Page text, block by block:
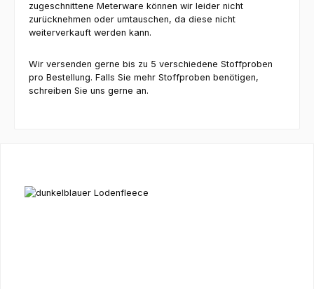
zugeschnittene Meterware können wir leider nicht
zurücknehmen oder umtauschen, da diese nicht
weiterverkauft werden kann.
Wir versenden gerne bis zu 5 verschiedene Stoffproben
pro Bestellung. Falls Sie mehr Stoffproben benötigen,
schreiben Sie uns gerne an.